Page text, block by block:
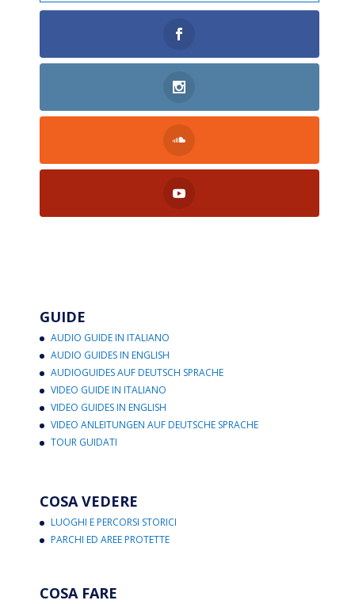
GUIDE
AUDIO GUIDE IN ITALIANO
AUDIO GUIDES IN ENGLISH
AUDIOGUIDES AUF DEUTSCH SPRACHE
VIDEO GUIDE IN ITALIANO
VIDEO GUIDES IN ENGLISH
VIDEO ANLEITUNGEN AUF DEUTSCHE SPRACHE
TOUR GUIDATI
COSA VEDERE
LUOGHI E PERCORSI STORICI
PARCHI ED AREE PROTETTE
COSA FARE